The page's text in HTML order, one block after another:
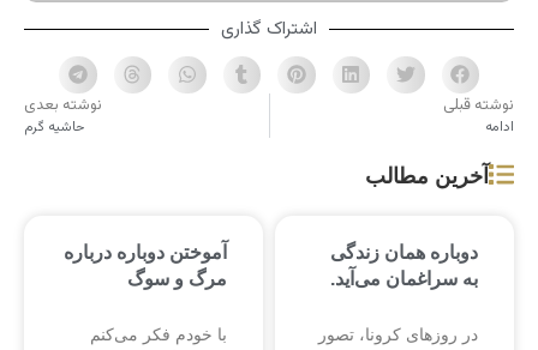
اشتراک گذاری
نوشته قبلی
ادامه
نوشته بعدی
حاشیه گرم
آخرین مطالب
دوباره همان زندگی
به سراغمان می‌آید.
در روزهای کرونا، تصور
آموختن دوباره درباره
مرگ و سوگ
با خودم فکر می‌کنم